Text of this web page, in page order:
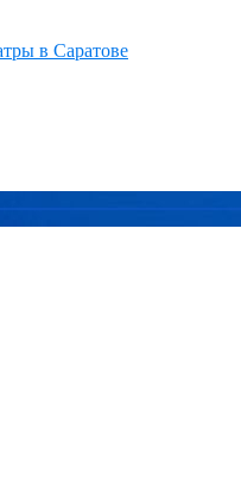
в Саратове